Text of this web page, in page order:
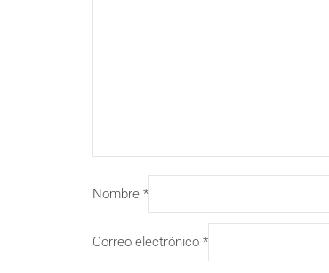
Nombre *
Correo electrónico *